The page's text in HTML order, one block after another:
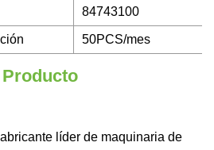
84743100
50PCS/mes
líder de maquinaria de